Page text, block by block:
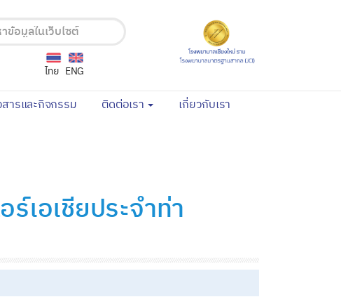
ENG
ไทย
ารและกิจกรรม(current)ติดต่อเรา เกี่ยวกับเรา
เอเชียประจำท่า